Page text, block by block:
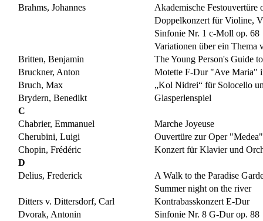
Brahms, Johannes
Akademische Festouvertüre
Doppelkonzert für Violine,
Sinfonie Nr. 1 c-Moll op. 68
Variationen über ein Thema
Britten, Benjamin
The Young Person's Guide
Bruckner, Anton
Motette F-Dur "Ave Maria"
Bruch, Max
„Kol Nidrei“ für Solocello
Brydern, Benedikt
Glasperlenspiel
C
Chabrier, Emmanuel
Marche Joyeuse
Cherubini, Luigi
Ouvertüre zur Oper "Medea"
Chopin, Frédéric
Konzert für Klavier und
D
Delius, Frederick
A Walk to the Paradise
Summer night on the river
Ditters v. Dittersdorf, Carl
Kontrabasskonzert E-Dur
Dvorak, Antonin
Sinfonie Nr. 8 G-Dur op. 88